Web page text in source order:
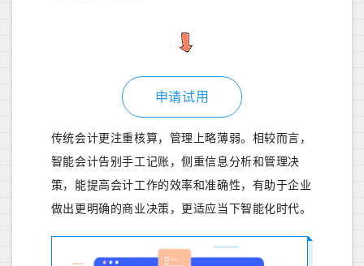
申请试用
传统会计更注重核算，管理上略薄弱。相较而言，
智能会计告别手工记账，侧重信息分析和管理决
策，能提高会计工作的效率和准确性，有助于企业
做出更明确的商业决策，更适应当下智能化时代。